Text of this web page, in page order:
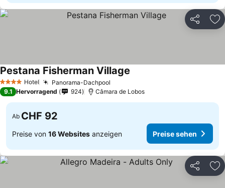
Teilen
4 Sterne Hotel Panorama-Dachpool
Pestana Fisherman Village
9.1 Hervorragend 924 Câmara de Lobos
Ab CHF 92
Preise von 16 Websites anzeigen Preise sehen
Teilen